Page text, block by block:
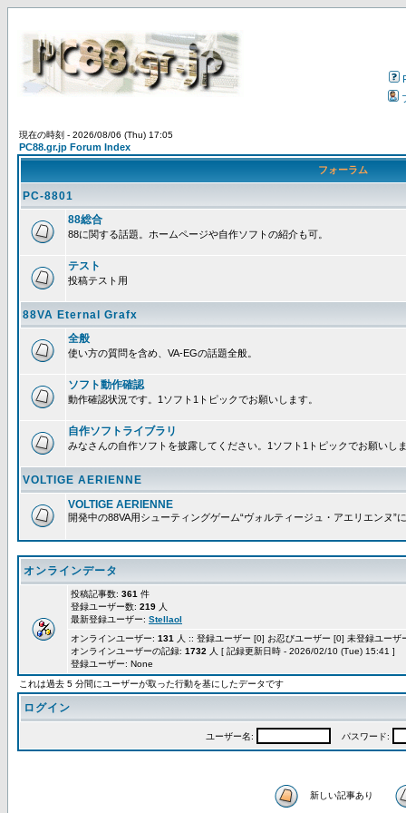
現在の時刻 - 2026/08/06 (Thu) 17:05
PC88.gr.jp Forum Index
フォーラム
PC-8801
88総合
88に関する話題。ホームページや自作ソフトの紹介も可。
テスト
投稿テスト用
88VA Eternal Grafx
全般
使い方の質問を含め、VA-EGの話題全般。
ソフト動作確認
動作確認状況です。1ソフト1トピックでお願いします。
自作ソフトライブラリ
みなさんの自作ソフトを披露してください。1ソフト1トピックでお願いし
VOLTIGE AERIENNE
VOLTIGE AERIENNE
開発中の88VA用シューティングゲーム“ヴォルティージュ・アエリエンヌ”
オンラインデータ
投稿記事数: 361 件
登録ユーザー数: 219 人
最新登録ユーザー: Stellaol
オンラインユーザー: 131
人 :: 登録ユーザー [0] お忍びユーザー [0] 未登録ユー
オンラインユーザーの記録: 1732 人 [ 記録更新日時 - 2026/02/10 (Tue) 15:41 ]
登録ユーザー: None
これは過去 5 分間にユーザーが取った行動を基にしたデータです
ログイン
ユーザー名: パスワード:
新しい記事あり